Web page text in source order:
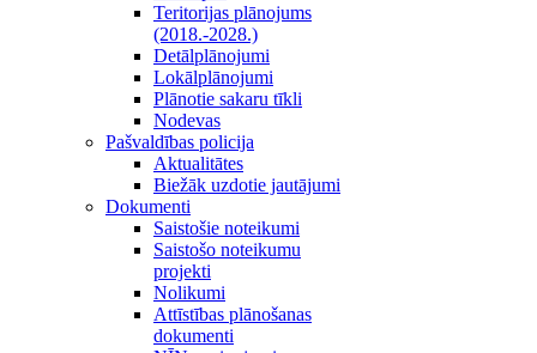
Teritorijas plānojums
(2018.-2028.)
Detālplānojumi
Lokālplānojumi
Plānotie sakaru tīkli
Nodevas
Pašvaldības policija
Aktualitātes
Biežāk uzdotie jautājumi
Dokumenti
Saistošie noteikumi
Saistošo noteikumu
projekti
Nolikumi
Attīstības plānošanas
dokumenti